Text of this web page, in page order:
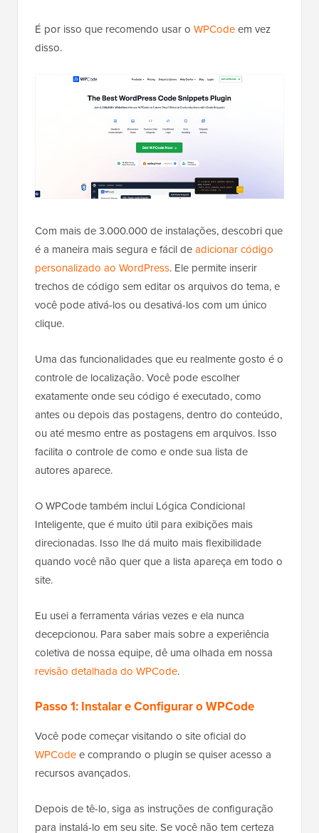
É por isso que recomendo usar o WPCodeem vez
disso.
Com mais de 3.000.000 de instalações, descobri que
é a maneira mais segura e fácil deadicionar código
personalizado ao WordPress. Ele permite inserir
trechos de código sem editar os arquivos do tema, e
você pode ativá-los ou desativá-los com um único
clique.
Uma das funcionalidades que eu realmente gosto é o
controle de localização. Você pode escolher
exatamente onde seu código é executado, como
antes ou depois das postagens, dentro do conteúdo,
ou até mesmo entre as postagens em arquivos. Isso
facilita o controle de como e onde sua lista de
autores aparece.
O WPCode também inclui Lógica Condicional
Inteligente, que é muito útil para exibições mais
direcionadas. Isso lhe dá muito mais flexibilidade
quando você não quer que a lista apareça em todo o
site.
Eu usei a ferramenta várias vezes e ela nunca
decepcionou. Para saber mais sobre a experiência
coletiva de nossa equipe, dê uma olhada em nossa
revisão detalhada do WPCode.
Passo 1: Instalar e Configurar o WPCode
Você pode começar visitando o site oficial do
WPCodee comprando o plugin se quiser acesso a
recursos avançados.
Depois de tê-lo, siga as instruções de configuração
para instalá-lo em seu site. Se você não tem certeza